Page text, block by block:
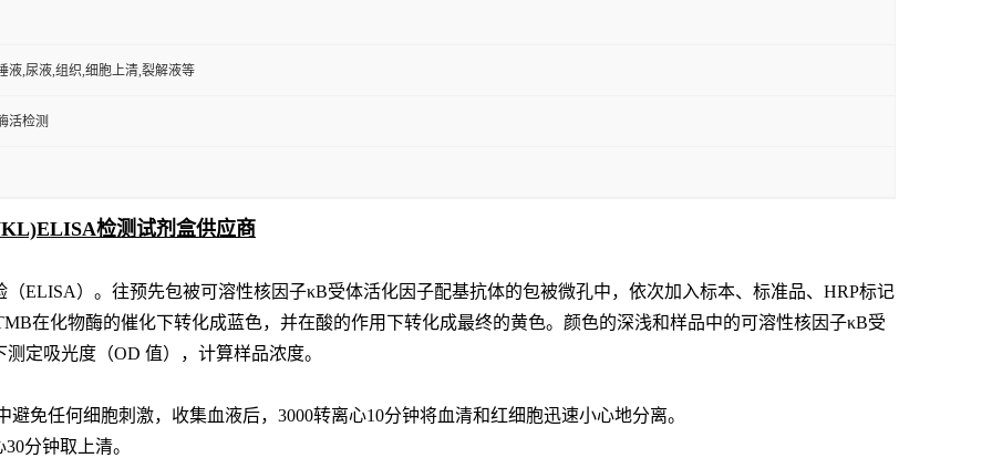
液,尿液,组织,细胞上清,裂解液等
活检测
检测试剂盒供应商
（ELISA）。 往预先包被可溶性核因子κB受体活化因子配基抗体的包被微孔中，依次加入标本、标准品、 HRP标记
在化物酶的催化下转化成蓝色，并在酸的作用下转化成最终的黄色。颜色的深浅和样品中的可溶性核因子κB受
测定吸光度（OD 值），计算样品浓度。
免任何细胞刺激，收集血液后，3000转离心10分钟将血清和红细胞迅速小心地分离。
分钟取上清。